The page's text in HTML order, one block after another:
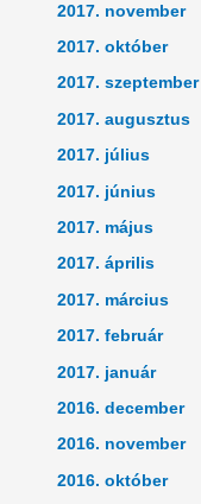
2017. november
2017. október
2017. szeptember
2017. augusztus
2017. július
2017. június
2017. május
2017. április
2017. március
2017. február
2017. január
2016. december
2016. november
2016. október